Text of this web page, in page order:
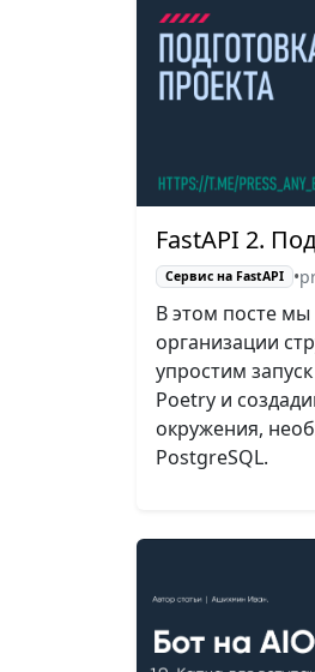
FastAPI 2.
Сервис на FastAPI •
В этом посте
организации
упростим
Poetry и
окружения,
PostgreSQL.